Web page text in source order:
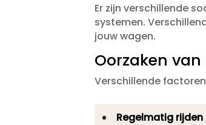
Er zijn verschillende
systemen.​
jouw wagen.​
Oorzaken
Verschillende
Regelmatig